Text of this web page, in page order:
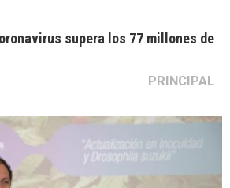
supera los 77 millones de
PRINCIPAL